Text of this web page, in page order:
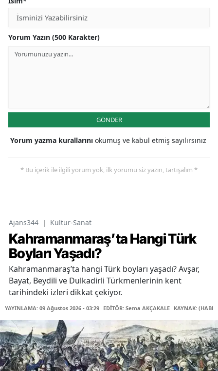
Yorum Yazın (500 Karakter)
GÖNDER
Yorum yazma kurallarını okumuş ve kabul etmiş sayılırsınız
* Bu içerik ile ilgili yorum yok, ilk yorumu siz yazın, tartışalım *
Ajans344 | Kültür-Sanat
Kahramanmaraş’ta Hangi Türk
Boyları Yaşadı?
Kahramanmaraş’ta hangi Türk boyları yaşadı? Avşar,
Bayat, Beydili ve Dulkadirli Türkmenlerinin kent
tarihindeki izleri dikkat çekiyor.
YAYINLAMA: 09 Ağustos 2026 - 03:29 EDİTÖR: Sema AKÇAKALE KAYNAK: